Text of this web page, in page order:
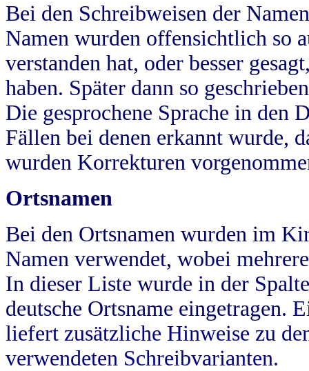
Bei den Schreibweisen der
Namen wurden offensichtlich so
verstanden hat, oder besser
haben. Später dann so
Die gesprochene Sprache in
Fällen bei denen erkannt wurde,
wurden Korrekturen
Ortsnamen
Bei den Ortsnamen wurden im
Namen verwendet, wobei
In dieser Liste wurde in der
deutsche Ortsname eingetragen.
liefert zusätzliche Hinweise zu
verwendeten Schreibvarianten.